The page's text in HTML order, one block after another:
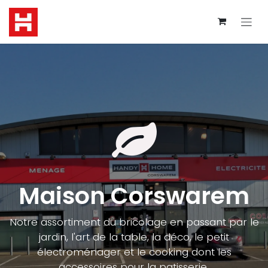
Se rendre au contenu
Maison Corswarem
Notre assortiment du bricolage en passant par le
jardin, l'art de la table, la déco, le petit
électroménager et le cooking dont les